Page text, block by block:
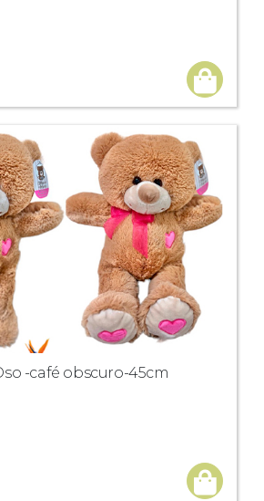
-café obscuro-45cm